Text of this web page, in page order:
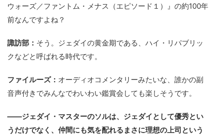
ウォーズ／ファントム・メナス（エピソード１）』の約100年
前なんですよね？
諏訪部： そう。ジェダイの黄金期である、ハイ・リパブリッ
クなどと呼ばれる時代です。
ファイルーズ： オーディオコメンタリーみたいな、誰かの副
音声付きでみんなでわいわい鑑賞会しても楽しそうです。
――ジェダイ・マスターのソルは、ジェダイとして優秀とい
うだけでなく、仲間にも気を配れるまさに理想の上司という